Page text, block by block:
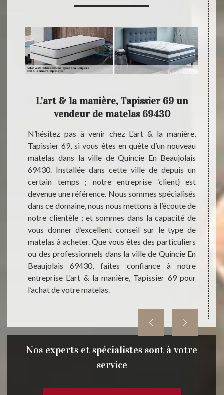
dans
vos
de
et
des
vous
69
L'art & la manière, Tapissier 69 un
vendeur de matelas 69430
N’hésitez pas à venir chez L'art & la manière,
Tapissier 69, si vous êtes en quête d’un nouveau
matelas dans la ville de Quincie En Beaujolais
69430. Installée dans cette ville de depuis un
certain temps ; notre entreprise ‘client} est
devenue une référence. Nous sommes spécialisés
dans ce domaine, nous nous mettons à l’écoute de
notre clientèle ; et sommes dans la capacité de
vous donner d’excellent conseil sur le type de
matelas à acheter. Que vous êtes des particuliers
ou des professionnels dans la ville de Quincie En
Beaujolais 69430, faites confiance à notre
entreprise L'art & la manière, Tapissier 69 pour
l’achat de votre matelas.
les
sont
très
prix
Nos experts et spécialistes sont à votre
service